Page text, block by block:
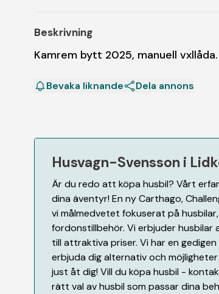
Beskrivning
Kamrem bytt 2025, manuell
Bevaka liknande Dela annons
Husvagn-Svensson i
Är du redo att köpa husbil? Vårt
dina äventyr! En ny Carthago,
vi målmedvetet fokuserat på
fordonstillbehör. Vi erbjuder husbilar
till attraktiva priser. Vi har en
erbjuda dig alternativ och
just åt dig! Vill du köpa husbil -
rätt val av husbil som passar dina